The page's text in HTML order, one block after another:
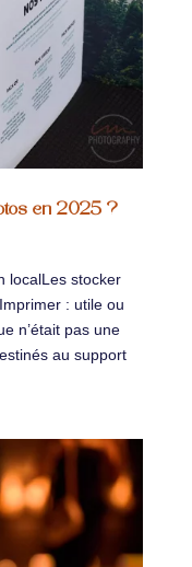
en 2025 ?
localLes stocker
: utile ou
n’était pas une
au support